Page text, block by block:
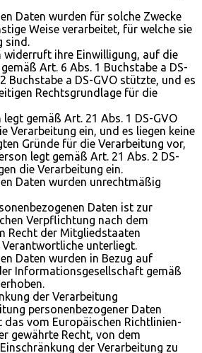
Daten wurden für solche Zwecke
Weise verarbeitet, für welche sie
sind.
widerruft ihre Einwilligung, auf die
Art. 6 Abs. 1 Buchstabe a DS-
Buchstabe a DS-GVO stützte, und es
Rechtsgrundlage für die
gemäß Art. 21 Abs. 1 DS-GVO
Verarbeitung ein, und es liegen keine
Gründe für die Verarbeitung vor,
legt gemäß Art. 21 Abs. 2 DS-
die Verarbeitung ein.
Daten wurden unrechtmäßig
Daten ist zur
Verpflichtung nach dem
Recht der Mitgliedstaaten
unterliegt.
Daten wurden in Bezug auf
Informationsgesellschaft gemäß
der Verarbeitung
personenbezogener Daten
das vom Europäischen Richtlinien-
gewährte Recht, von dem
der Verarbeitung zu